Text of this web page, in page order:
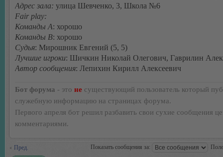
Адрес зала: улица Шевченко, 3, Школа №6
Fair play:
Команды А: хорошо
Команды В: хорошо
Судья: Мирошник Евгений (5, 5)
Лучшие игроки: Шичкин Николай Олегович, Гаврилин
Автор сообщения: Лепихин Кирилл Алексеевич
Бот форума - это не существующий пользователь который
служебную информацию на страницах форума.
Первого апреля бот решил разбавить свои сухие сообщения
комментариями.
Пред. Показать сообщения за: